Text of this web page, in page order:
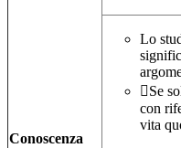
Conoscenza
Lo
Se
con
vita